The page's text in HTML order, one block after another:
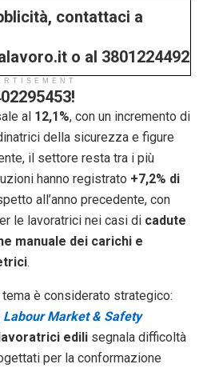
contattaci a
o al 3801224492
al 12,1%, con un incremento di
della sicurezza e figure
il settore resta tra i più
hanno registrato +7,2% di
all’anno precedente, con
le lavoratrici nei casi di cadute
manuale dei carichi e
.
è considerato strategico:
Labour Market & Safety
edili segnala difficoltà
per la conformazione